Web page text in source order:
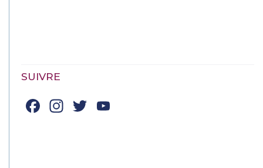
SUIVRE
Facebook
Instagram
Twitter